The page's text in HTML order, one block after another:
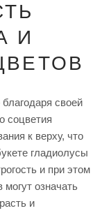
И
своей
соцветия
к верху, что
гладиолусы
и при этом
означать
и